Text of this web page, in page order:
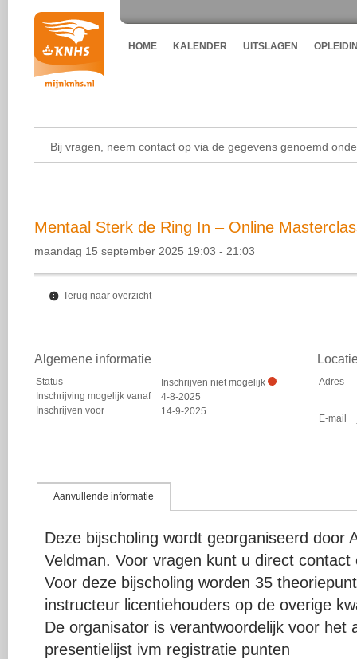
HOME KALENDER UITSLAGEN
Bij vragen, neem contact op via de gegevens genoemd
Mentaal Sterk de Ring In – Online
maandag 15 september 2025 19:03 - 21:03
Terug naar overzicht
Algemene informatie
Status
Inschrijven niet mogelijk
Inschrijving mogelijk vanaf
4-8-2025
Inschrijven voor
14-9-2025
Adres
E-mail
Aanvullende informatie
Deze bijscholing wordt georganiseerd door
Veldman. Voor vragen kunt u direct
Voor deze bijscholing worden 35
instructeur licentiehouders op de overige
De organisator is verantwoordelijk voor het
presentielijst ivm registratie punten